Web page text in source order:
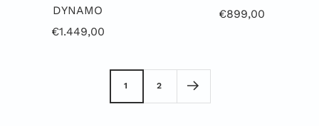
DYNAMO
Aanbiedingsprijs
€1.449,00
Aanbiedingsprijs
€899,00
1 2